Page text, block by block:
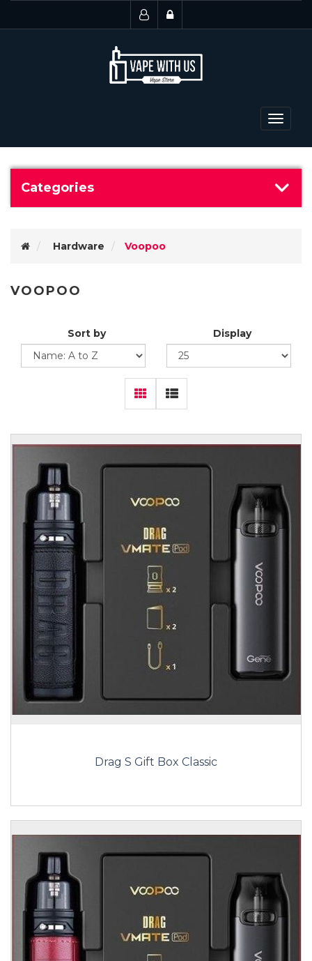
Toggle
Categories
Hardware Voopoo
VOOPOO
Sort by Display
Drag S Gift Box Classic